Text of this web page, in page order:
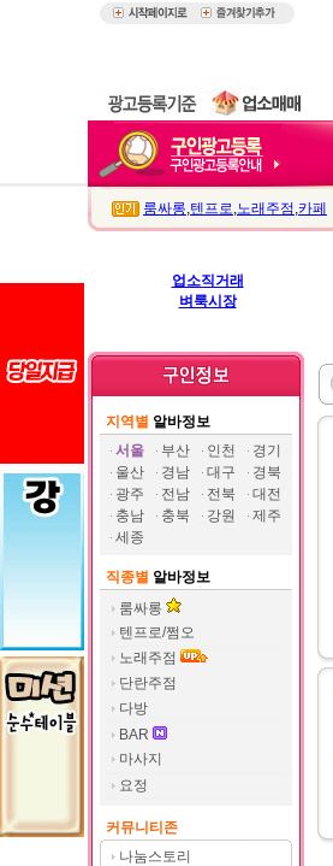
룸싸롱,텐프로,노래주점 ,카페
업소직거래
벼룩시장
지역별 알바정보
서울
부산 인천
경기
울산
경남 대구
경북
광주
전남 전북
대전
충남
충북 강원
제주
세종
직종별 알바정보
룸싸롱
텐프로/쩜오
노래주점
단란주점
다방
BAR
마사지
요정
커뮤니티존
나눔스토리